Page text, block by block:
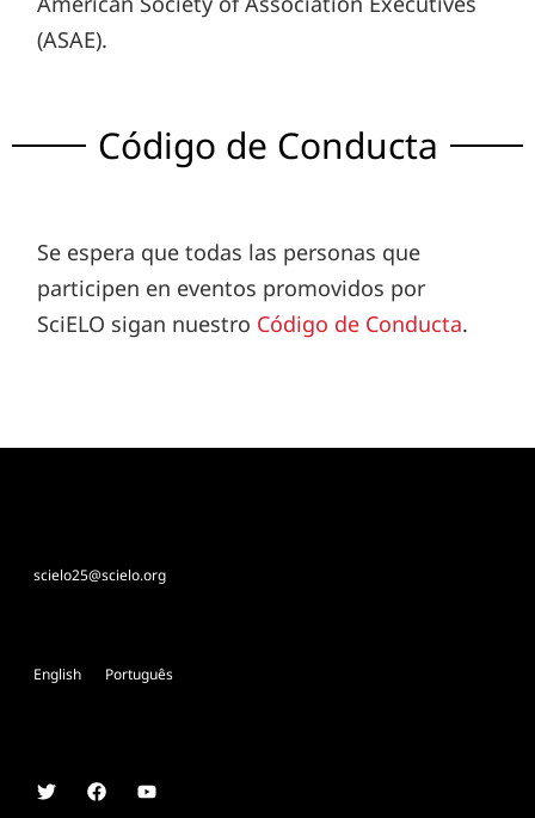
American Society of Association Executives
(ASAE).
Código de Conducta
Se espera que todas las personas que
participen en eventos promovidos por
SciELO sigan nuestro Código de Conducta.